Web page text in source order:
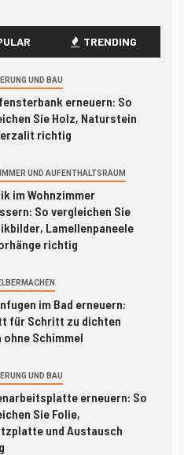
So vergleichen Sie
Lamellenpaneele
im Bad erneuern:
für Schritt zu dichten
erneuern: So
Sie Folie,
und Austausch
UND ORDNUNG
richtig einrichten: Schritt
zu trockenem
ohne Chaos
TRENDING
UND BAU
erneuern: So
Sie Holz, Naturstein
richtig
UND AUFENTHALTSRAUM
im Wohnzimmer
So vergleichen Sie
Lamellenpaneele
richtig
im Bad erneuern:
für Schritt zu dichten
ohne Schimmel
UND BAU
erneuern: So
Sie Folie,
und Austausch